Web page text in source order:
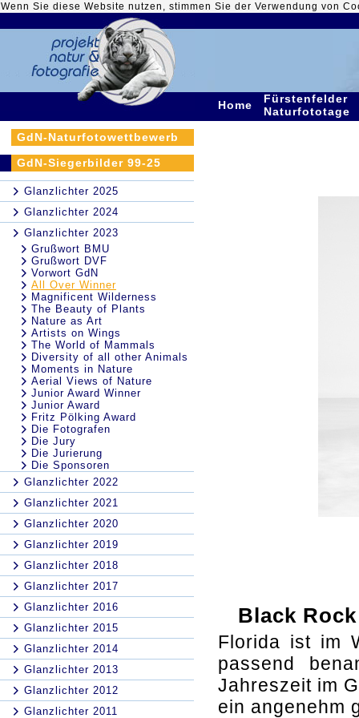
Wenn Sie diese Website nutzen, stimmen Sie der Verwendung von
Home
Fürstenfelder
Naturfototage
GdN-Naturfotowettbewerb
GdN-Siegerbilder 99-25
Glanzlichter 2025
Glanzlichter 2024
Glanzlichter 2023
Grußwort BMU
Grußwort DVF
Vorwort GdN
All Over Winner
Magnificent Wilderness
The Beauty of Plants
Nature as Art
Artists on Wings
The World of Mammals
Diversity of all other Animals
Moments in Nature
Aerial Views of Nature
Junior Award Winner
Junior Award
Fritz Pölking Award
Die Fotografen
Die Jury
Die Jurierung
Die Sponsoren
Glanzlichter 2022
Glanzlichter 2021
Glanzlichter 2020
Glanzlichter 2019
Glanzlichter 2018
Glanzlichter 2017
Glanzlichter 2016
Glanzlichter 2015
Glanzlichter 2014
Glanzlichter 2013
Glanzlichter 2012
Glanzlichter 2011
Black
Florida ist im
passend
Jahreszeit im
ein angenehm